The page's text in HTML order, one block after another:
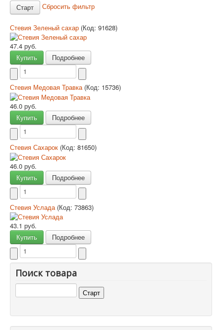
Сбросить фильтр
Стевия Зеленый сахар (Код: 91628)
47.4 руб.
Купить
Подробнее
Стевия Медовая Травка (Код: 15736)
46.0 руб.
Купить
Подробнее
Стевия Сахарок (Код: 81650)
46.0 руб.
Купить
Подробнее
Стевия Услада (Код: 73863)
43.1 руб.
Купить
Подробнее
Поиск товара